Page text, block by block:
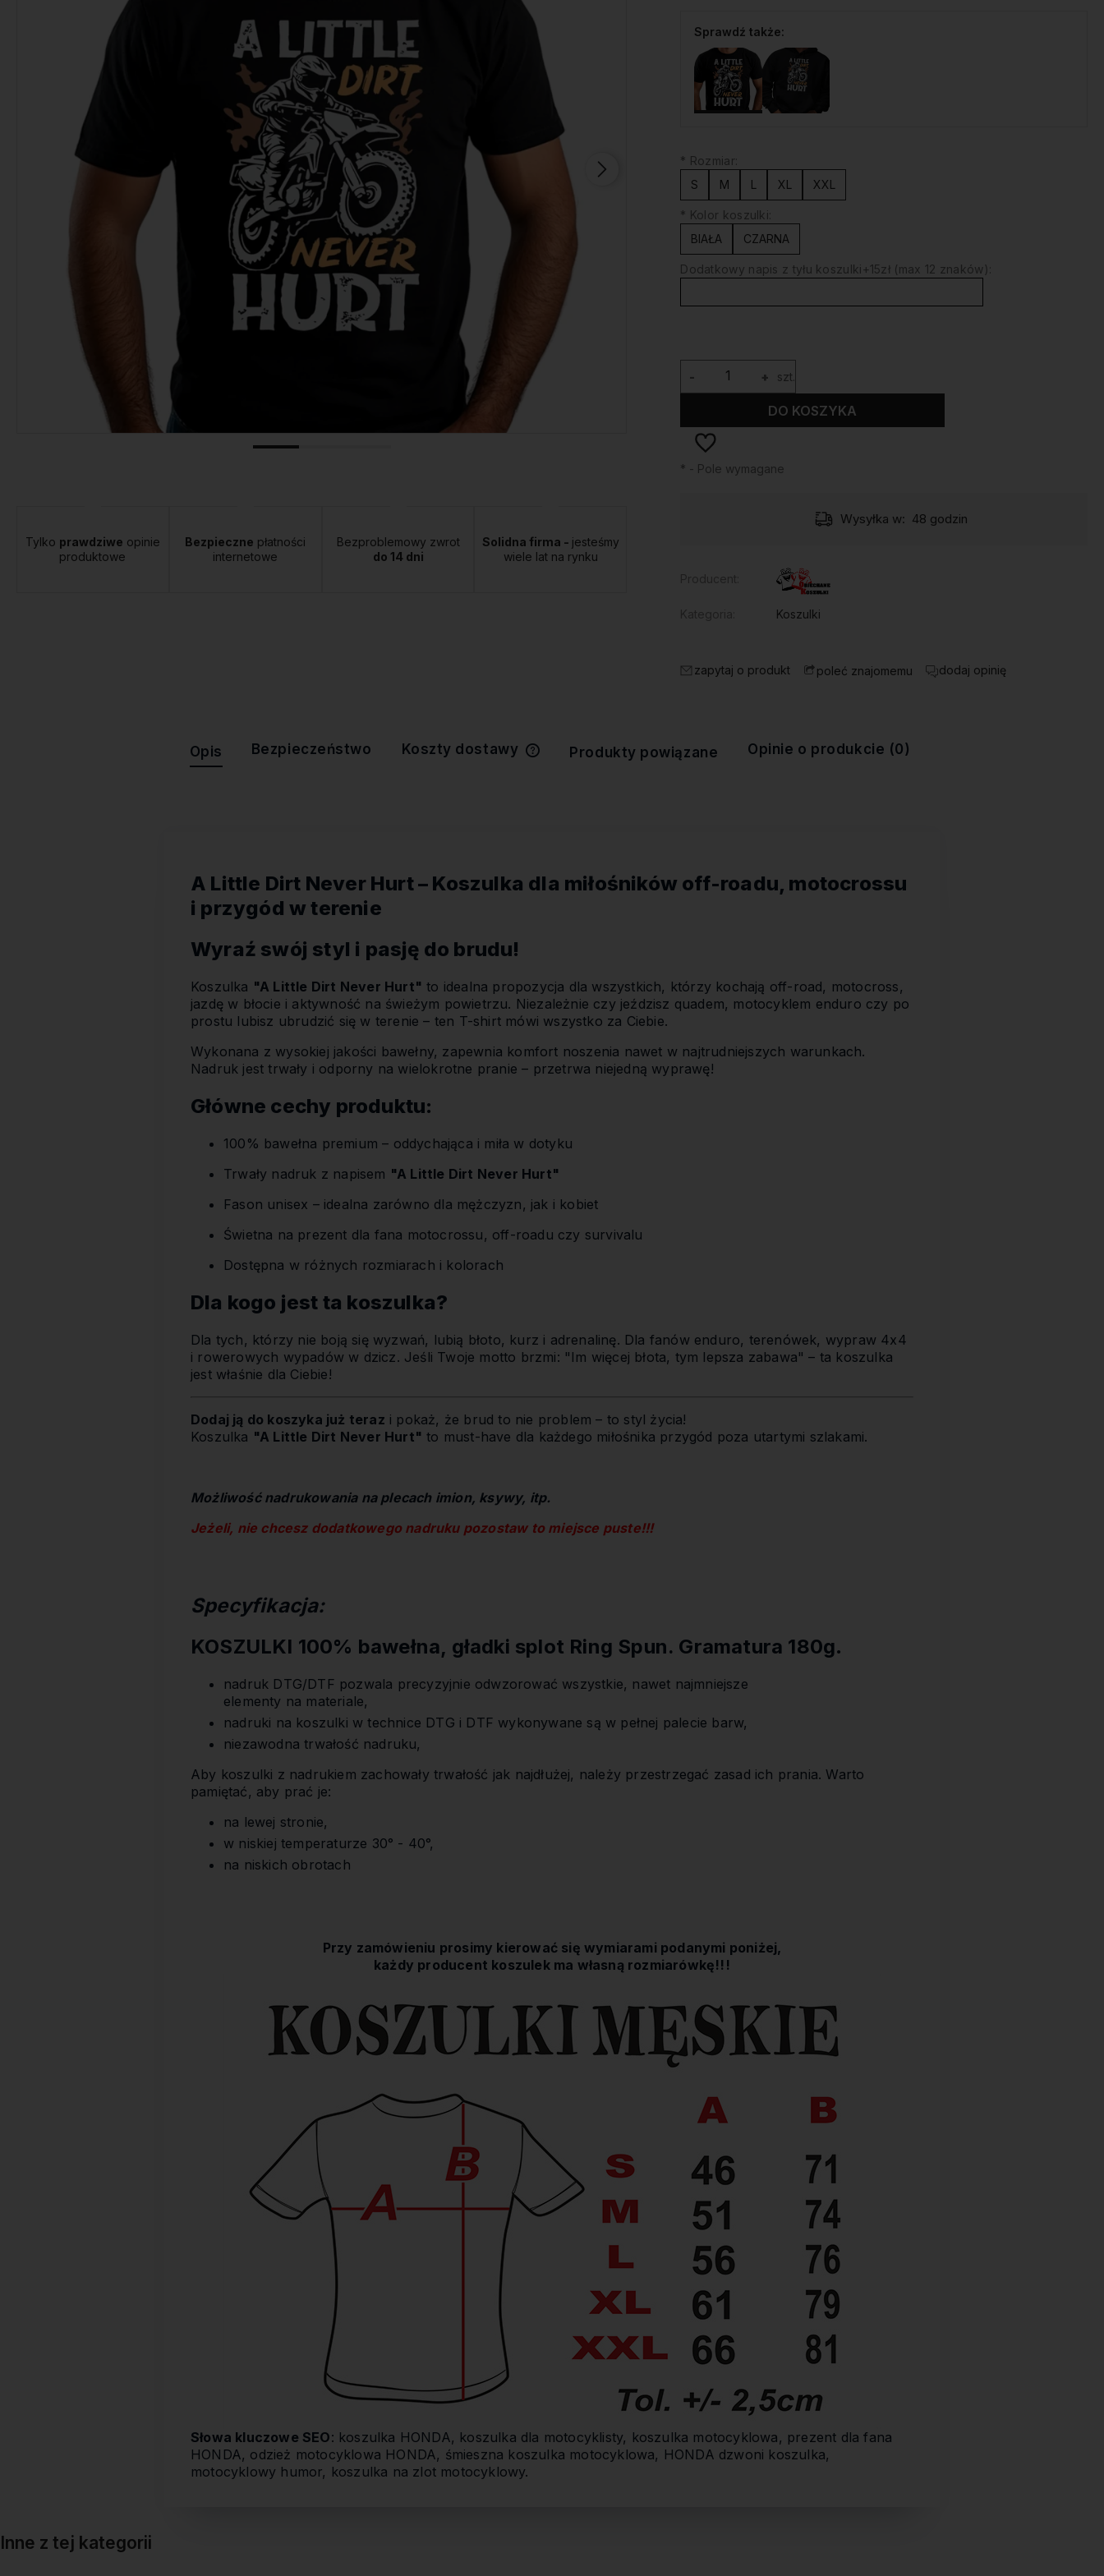
Tylko prawdziwe opinie
produktowe
Bezpieczne płatności
internetowe
Bezproblemowy zwrot
do 14 dni
Solidna firma - jesteśmy
wiele lat na rynku
Sprawdź także:
* Rozmiar:
S
M L XL XXL
* Kolor koszulki:
BIAŁA
CZARNA
Dodatkowy napis z tyłu koszulki+15zł (max 12 znaków):
+
- szt.
DO KOSZYKA
* - Pole wymagane
Wysyłka w: 48 godzin
Koszulki
zapytaj o produkt poleć znajomemu dodaj opinię
Opis Bezpieczeństwo Koszty dostawy Produkty powiązane Opinie o produkcie (0)
A Little Dirt Never Hurt – Koszulka dla miłośników off-roadu, motocrossu
i przygód w terenie
Wyraź swój styl i pasję do brudu!
Koszulka "A Little Dirt Never Hurt" to idealna propozycja dla wszystkich, którzy kochają off-road, motocross,
jazdę w błocie i aktywność na świeżym powietrzu. Niezależnie czy jeździsz quadem, motocyklem enduro czy po
prostu lubisz ubrudzić się w terenie – ten T-shirt mówi wszystko za Ciebie.
Wykonana z wysokiej jakości bawełny, zapewnia komfort noszenia nawet w najtrudniejszych warunkach.
Nadruk jest trwały i odporny na wielokrotne pranie – przetrwa niejedną wyprawę!
Główne cechy produktu:
100% bawełna premium – oddychająca i miła w dotyku
Trwały nadruk z napisem "A Little Dirt Never Hurt"
Fason unisex – idealna zarówno dla mężczyzn, jak i kobiet
Świetna na prezent dla fana motocrossu, off-roadu czy survivalu
Dostępna w różnych rozmiarach i kolorach
Dla kogo jest ta koszulka?
Dla tych, którzy nie boją się wyzwań, lubią błoto, kurz i adrenalinę. Dla fanów enduro, terenówek, wypraw 4x4
i rowerowych wypadów w dzicz. Jeśli Twoje motto brzmi: "Im więcej błota, tym lepsza zabawa" – ta koszulka
jest właśnie dla Ciebie!
Dodaj ją do koszyka już teraz i pokaż, że brud to nie problem – to styl życia!
Koszulka "A Little Dirt Never Hurt" to must-have dla każdego miłośnika przygód poza utartymi szlakami.
Możliwość nadrukowania na plecach imion, ksywy, itp.
Jeżeli, nie chcesz dodatkowego nadruku pozostaw to miejsce puste!!!
Specyfikacja:
KOSZULKI 100% bawełna, gładki splot Ring Spun. Gramatura 180g.
nadruk DTG/DTF pozwala precyzyjnie odwzorować wszystkie, nawet najmniejsze
elementy na materiale,
nadruki na koszulki w technice DTG i DTF wykonywane są w pełnej palecie barw,
niezawodna trwałość nadruku,
Aby koszulki z nadrukiem zachowały trwałość jak najdłużej, należy przestrzegać zasad ich prania. Warto
pamiętać, aby prać je:
na lewej stronie,
w niskiej temperaturze 30° - 40°,
na niskich obrotach
Przy zamówieniu prosimy kierować się wymiarami podanymi poniżej,
każdy producent koszulek ma własną rozmiarówkę!!!
Słowa kluczowe SEO: koszulka HONDA, koszulka dla motocyklisty, koszulka motocyklowa, prezent dla fana
HONDA, odzież motocyklowa HONDA, śmieszna koszulka motocyklowa, HONDA dzwoni koszulka,
motocyklowy humor, koszulka na zlot motocyklowy.
Inne z tej kategorii